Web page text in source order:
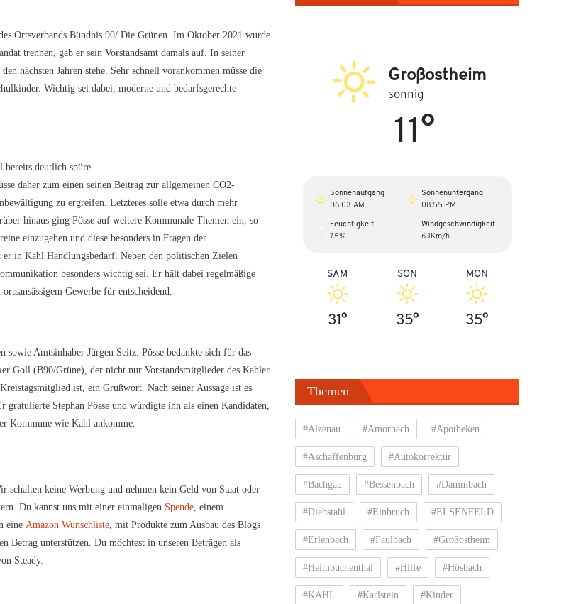
Ortsverbands Bündnis 90/ Die Grünen. Im Oktober 2021 wurde
trennen, gab er sein Vorstandsamt damals auf. In seiner
nächsten Jahren stehe. Sehr schnell vorankommen müsse die
Wichtig sei dabei, moderne und bedarfsgerechte
bereits deutlich spüre.
daher zum einen seinen Beitrag zur allgemeinen CO2-
zu ergreifen. Letzteres solle etwa durch mehr
hinaus ging Pösse auf weitere Kommunale Themen ein, so
einzugehen und diese besonders in Fragen der
in Kahl Handlungsbedarf. Neben den politischen Zielen
besonders wichtig sei. Er hält dabei regelmäßige
Gewerbe für entscheidend.
sowie Amtsinhaber Jürgen Seitz. Pösse bedankte sich für das
Goll (B90/Grüne), der nicht nur Vorstandsmitglieder des Kahler
ist, ein Grußwort. Nach seiner Aussage ist es
Stephan Pösse und würdigte ihn als einen Kandidaten,
Kommune wie Kahl ankomme.
schalten keine Werbung und nehmen kein Geld von Staat oder
Du kannst uns mit einer einmaligen Spende , einem
eine Amazon Wunschliste , mit Produkte zum Ausbau des Blogs
Betrag unterstützen. Du möchtest in unseren Beträgen als
Steady.
Großostheim
sonnig
11°
Sonnenaufgang
06:03 AM
Sonnenuntergang
08:55 PM
Feuchtigkeit
75%
Windgeschwindigkeit
6.1Km/h
SAM
31°
SON
35°
MON
35°
Themen
#Alzenau #Amorbach #Apotheken
#Aschaffenburg #Autokorrektur
#Bachgau #Bessenbach #Dammbach
#Diebstahl #Einbruch #ELSENFELD
#Erlenbach #Faulbach #Großostheim
#Heimbuchenthal #Hilfe #Hösbach
#KAHL #Karlstein #Kinder